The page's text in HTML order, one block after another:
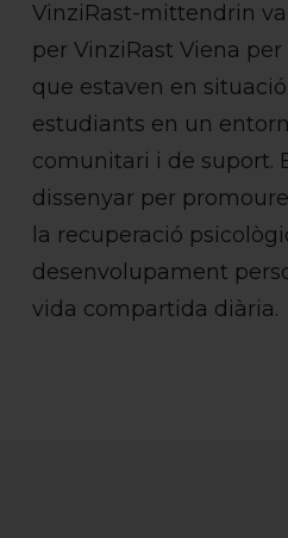
VinziRast-mittendrin va
per VinziRast Viena
que estaven en
estudiants en un
comunitari i de suport.
dissenyar per
la recuperació
desenvolupament
vida compartida diària.